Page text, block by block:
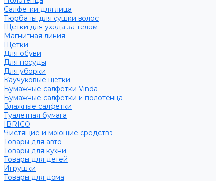
Салфетки для лица
Тюрбаны для сушки волос
Щетки для ухода за телом
Магнитная линия
Щетки
Для обуви
Для посуды
Для уборки
Каучуковые щетки
Бумажные салфетки Vinda
Бумажные салфетки и полотенца
Влажные салфетки
Туалетная бумага
IBRICO
Чистящие и моющие средства
Товары для авто
Товары для кухни
Товары для детей
Игрушки
Товары для дома